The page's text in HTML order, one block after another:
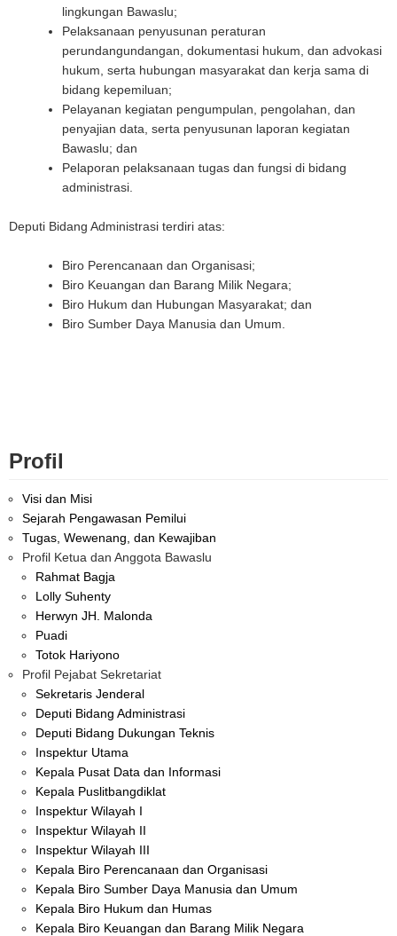
lingkungan Bawaslu;
Pelaksanaan penyusunan peraturan
perundangundangan, dokumentasi hukum, dan advokasi
hukum, serta hubungan masyarakat dan kerja sama di
bidang kepemiluan;
Pelayanan kegiatan pengumpulan, pengolahan, dan
penyajian data, serta penyusunan laporan kegiatan
Bawaslu; dan
Pelaporan pelaksanaan tugas dan fungsi di bidang
administrasi.
Deputi Bidang Administrasi terdiri atas:
Biro Perencanaan dan Organisasi;
Biro Keuangan dan Barang Milik Negara;
Biro Hukum dan Hubungan Masyarakat; dan
Biro Sumber Daya Manusia dan Umum.
Profil
Visi dan Misi
Sejarah Pengawasan Pemilui
Tugas, Wewenang, dan Kewajiban
Profil Ketua dan Anggota Bawaslu
Rahmat Bagja
Lolly Suhenty
Herwyn JH. Malonda
Puadi
Totok Hariyono
Profil Pejabat Sekretariat
Sekretaris Jenderal
Deputi Bidang Administrasi
Deputi Bidang Dukungan Teknis
Inspektur Utama
Kepala Pusat Data dan Informasi
Kepala Puslitbangdiklat
Inspektur Wilayah I
Inspektur Wilayah II
Inspektur Wilayah III
Kepala Biro Perencanaan dan Organisasi
Kepala Biro Sumber Daya Manusia dan Umum
Kepala Biro Hukum dan Humas
Kepala Biro Keuangan dan Barang Milik Negara